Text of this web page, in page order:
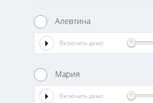
Алевтина
Включить демо
Мария
Включить демо